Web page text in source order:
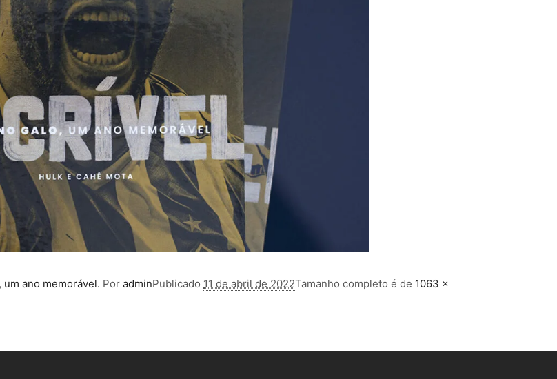
um ano memorável. Por adminPublicado 11 de abril de 2022Tamanho completo é de 1063 ×